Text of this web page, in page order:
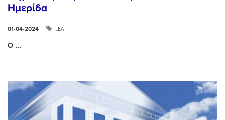
Ημερίδα
01-04-2024 ΙΕΛ
Ο ...